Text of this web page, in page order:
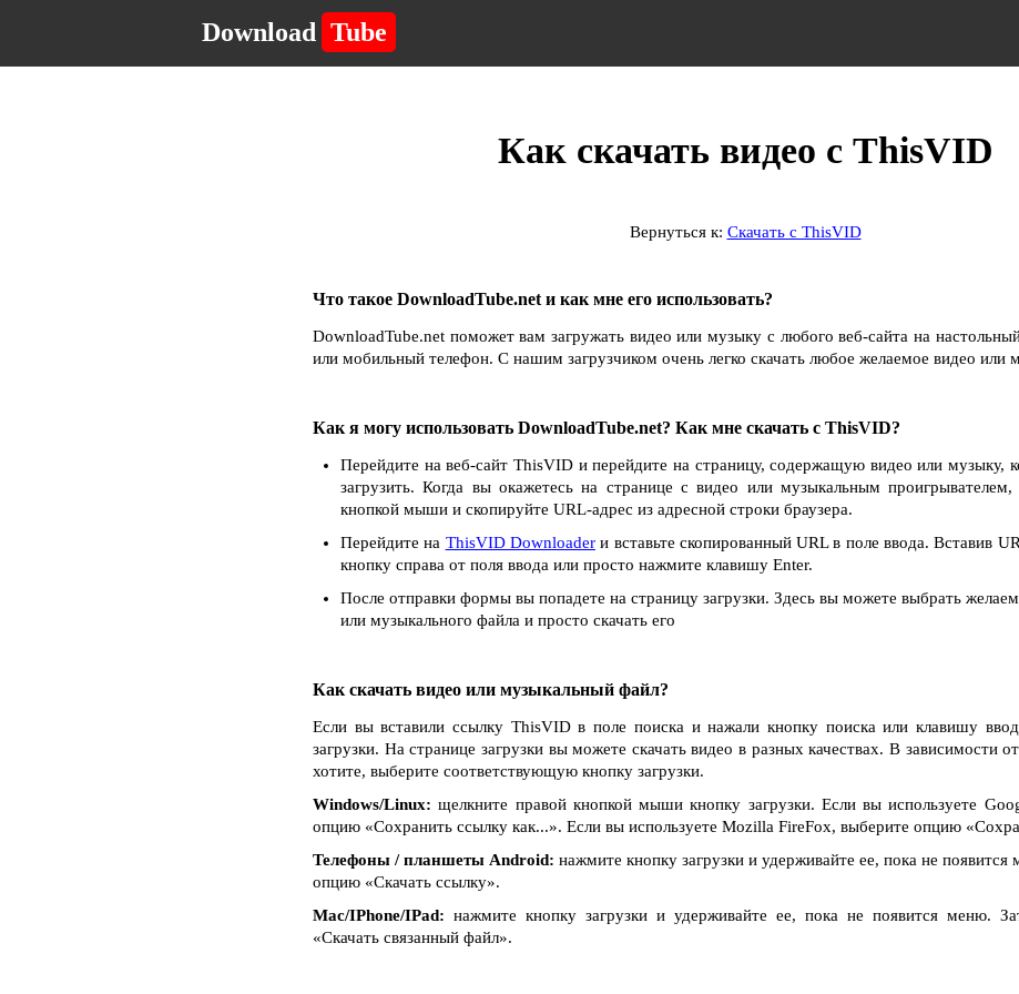
Download Tube
Как скачать видео с ThisVID
Вернуться к: Скачать с ThisVID
Что такое DownloadTube.net и как мне его использовать?
DownloadTube.net поможет вам загружать видео или музыку с любого веб-сайта на
или мобильный телефон. С нашим загрузчиком очень легко скачать любое желаемое видео или
Как я могу использовать DownloadTube.net? Как мне скачать с ThisVID?
Перейдите на веб-сайт ThisVID и перейдите на страницу, содержащую видео или музыку,
загрузить. Когда вы окажетесь на странице с видео или музыкальным
кнопкой мыши и скопируйте URL-адрес из адресной строки браузера.
Перейдите на ThisVID Downloaderи вставьте скопированный URL в поле ввода. Вставив
кнопку справа от поля ввода или просто нажмите клавишу Enter.
После отправки формы вы попадете на страницу загрузки. Здесь вы можете выбрать
или музыкального файла и просто скачать его
Как скачать видео или музыкальный файл?
Если вы вставили ссылку ThisVID в поле поиска и нажали кнопку поиска или клавишу
загрузки. На странице загрузки вы можете скачать видео в разных качествах. В зависимости
хотите, выберите соответствующую кнопку загрузки.
Windows/Linux: щелкните правой кнопкой мыши кнопку загрузки. Если вы используете
опцию «Сохранить ссылку как...». Если вы используете Mozilla FireFox, выберите опцию
Телефоны / планшеты Android: нажмите кнопку загрузки и удерживайте ее, пока не
опцию «Скачать ссылку».
Mac/IPhone/IPad: нажмите кнопку загрузки и удерживайте ее, пока не появится меню.
«Скачать связанный файл».